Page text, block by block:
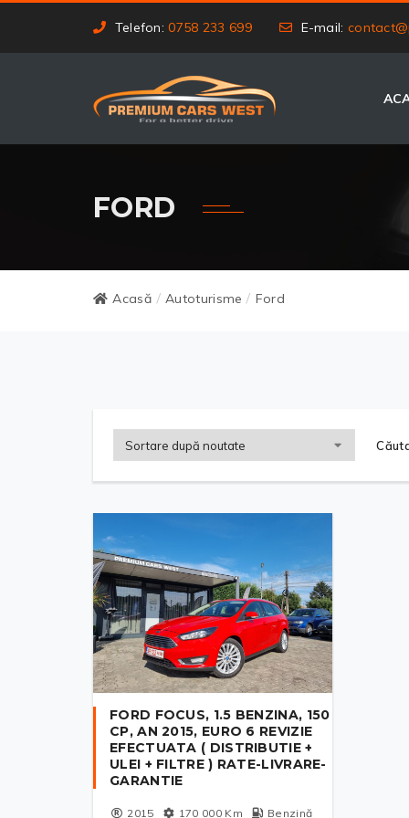
Telefon:0758 233 699 E-mail:
FORD
Acasă / Autoturisme / Ford
FORD FOCUS, 1.5 BENZINA, 150
CP, AN 2015, EURO 6 REVIZIE
EFECTUATA ( DISTRIBUTIE +
ULEI + FILTRE ) RATE-LIVRARE-
GARANTIE
2015 170 000Km Benzină